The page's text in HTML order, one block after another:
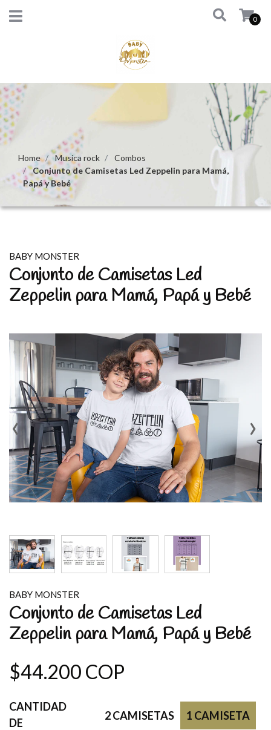
0
Home Musica rock
Combos
Conjunto de Camisetas Led Zeppelin para Mamá,
Papá y Bebé
BABY MONSTER
Conjunto de Camisetas Led
Zeppelin para Mamá, Papá y Bebé
‹ ›
BABY MONSTER
Conjunto de Camisetas Led
Zeppelin para Mamá, Papá y Bebé
$44.200 COP
CANTIDAD
DE
1 CAMISETA
2 CAMISETAS